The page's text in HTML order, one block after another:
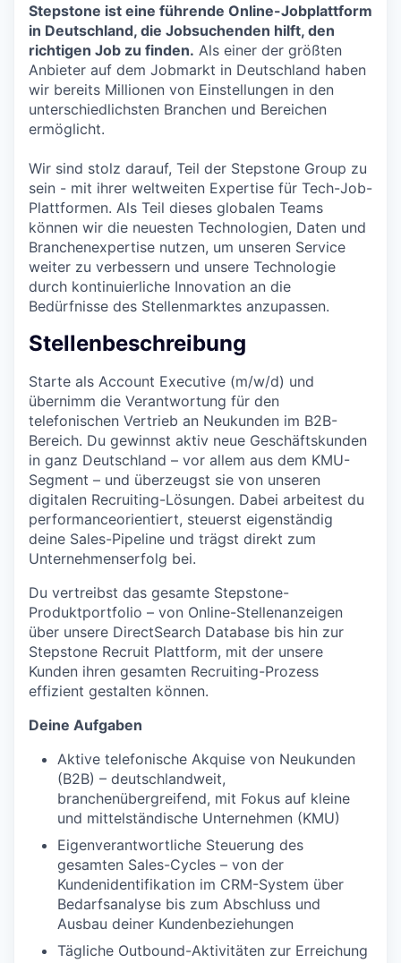
Stepstone ist eine führende Online-Jobplattform
in Deutschland, die Jobsuchenden hilft, den
richtigen Job zu finden. Als einer der größten
Anbieter auf dem Jobmarkt in Deutschland haben
wir bereits Millionen von Einstellungen in den
unterschiedlichsten Branchen und Bereichen
ermöglicht.
Wir sind stolz darauf, Teil der Stepstone Group zu
sein - mit ihrer weltweiten Expertise für Tech-Job-
Plattformen. Als Teil dieses globalen Teams
können wir die neuesten Technologien, Daten und
Branchenexpertise nutzen, um unseren Service
weiter zu verbessern und unsere Technologie
durch kontinuierliche Innovation an die
Bedürfnisse des Stellenmarktes anzupassen.
Stellenbeschreibung
Starte als Account Executive (m/w/d) und
übernimm die Verantwortung für den
telefonischen Vertrieb an Neukunden im B2B-
Bereich. Du gewinnst aktiv neue Geschäftskunden
in ganz Deutschland – vor allem aus dem KMU-
Segment – und überzeugst sie von unseren
digitalen Recruiting-Lösungen. Dabei arbeitest du
performanceorientiert, steuerst eigenständig
deine Sales-Pipeline und trägst direkt zum
Unternehmenserfolg bei.
Du vertreibst das gesamte Stepstone-
Produktportfolio – von Online-Stellenanzeigen
über unsere DirectSearch Database bis hin zur
Stepstone Recruit Plattform, mit der unsere
Kunden ihren gesamten Recruiting-Prozess
effizient gestalten können.
Deine Aufgaben
Aktive telefonische Akquise von Neukunden
(B2B) – deutschlandweit,
branchenübergreifend, mit Fokus auf kleine
und mittelständische Unternehmen (KMU)
Eigenverantwortliche Steuerung des
gesamten Sales-Cycles – von der
Kundenidentifikation im CRM-System über
Bedarfsanalyse bis zum Abschluss und
Ausbau deiner Kundenbeziehungen
Tägliche Outbound-Aktivitäten zur Erreichung